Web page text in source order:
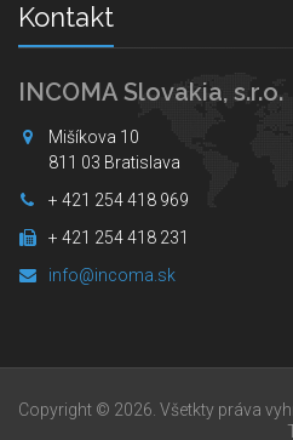
Kontakt
INCOMA Slovakia, s.r.o.
Mišíkova 10
811 03 Bratislava
+ 421 254 418 969
+ 421 254 418 231
info@incoma.sk
Copyright © 2026. Všetkty práva